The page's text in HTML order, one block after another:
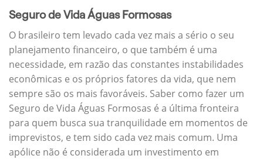
Seguro de Vida Águas Formosas
O brasileiro tem levado cada vez mais a sério o seu
planejamento financeiro, o que também é uma
necessidade, em razão das constantes instabilidades
econômicas e os próprios fatores da vida, que nem
sempre são os mais favoráveis. Saber como fazer um
Seguro de Vida Águas Formosas é a última fronteira
para quem busca sua tranquilidade em momentos de
imprevistos, e tem sido cada vez mais comum. Uma
apólice não é considerada um investimento em